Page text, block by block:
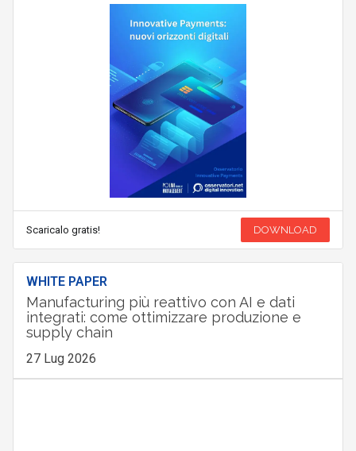
Scaricalo gratis! DOWNLOAD
WHITE PAPER
Manufacturing più reattivo con AI e dati
integrati: come ottimizzare produzione e
supply chain
27 Lug 2026